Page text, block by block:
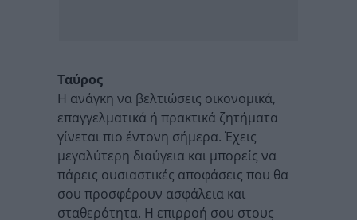
Ταύρος
Η ανάγκη να βελτιώσεις οικονομικά,
επαγγελματικά ή πρακτικά ζητήματα
γίνεται πιο έντονη σήμερα. Έχεις
μεγαλύτερη διαύγεια και μπορείς να
πάρεις ουσιαστικές αποφάσεις που θα
σου προσφέρουν ασφάλεια και
σταθερότητα. Η επιρροή σου στους